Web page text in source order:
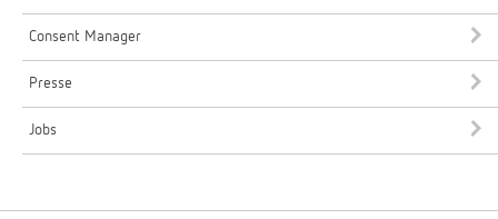
Consent Manager
Presse
Jobs